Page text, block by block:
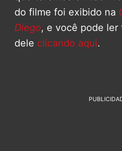
do filme foi exibido na
Diego, e você pode ler
dele clicando aqui.